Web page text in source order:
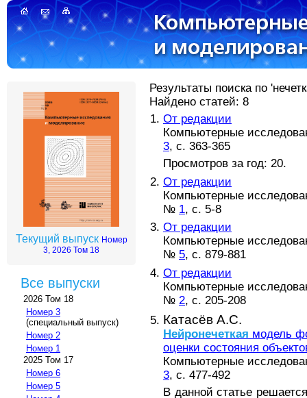
Текущий выпуск Номер
3, 2026 Том 18
Все выпуски
2026 Том 18
Номер 3
(специальный выпуск)
Номер 2
Номер 1
2025 Том 17
Номер 6
Номер 5
Результаты поиска по
Найдено статей: 8
От редакции
Компьютерные
3, с. 363-365
Просмотров за год: 20.
От редакции
Компьютерные
№ 1, с. 5-8
От редакции
Компьютерные
№ 5, с. 879-881
От редакции
Компьютерные
№ 2, с. 205-208
Катасёв А.С.
Нейронечеткая модель
оценки состояния
Компьютерные
3, с. 477-492
В данной статье